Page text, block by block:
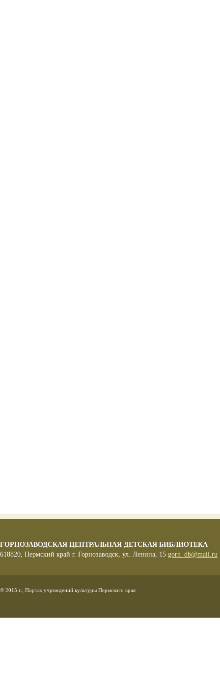
ГОРНОЗАВОДСКАЯ ЦЕНТРАЛЬНАЯ ДЕТСКАЯ БИБЛИОТЕКА
618820, Пермский край г. Горнозаводск, ул. Ленина, 15 gorn_db@mail.ru
© 2015 г., Портал учреждений культуры Пермского края